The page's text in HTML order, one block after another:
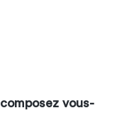
composez vous-